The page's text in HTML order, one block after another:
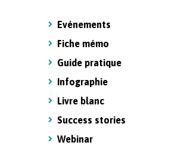
Evénements
Fiche mémo
Guide pratique
Infographie
Livre blanc
Success stories
Webinar